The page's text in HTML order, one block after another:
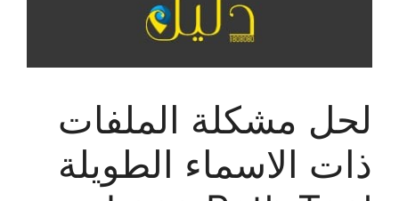
لحل مشكلة الملفات
ذات الاسماء الطويلة